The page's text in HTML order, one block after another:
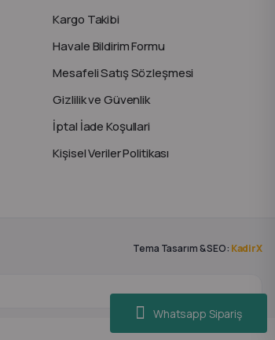
Whatsapp Sipariş
Kargo Takibi
Havale Bildirim Formu
Mesafeli Satış Sözleşmesi
Gizlilik ve Güvenlik
İptal İade Koşullari
Kişisel Veriler Politikası
Tema Tasarım & SEO: KadirX